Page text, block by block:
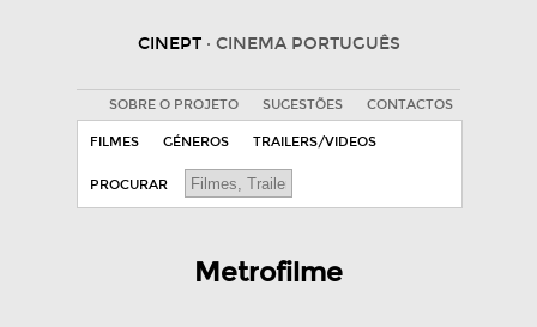
CINEPT · CINEMA PORTUGUÊS
SOBRE O PROJETO SUGESTÕES CONTACTOS
FILMES GÉNEROS TRAILERS/VIDEOS
PROCURAR
Metrofilme